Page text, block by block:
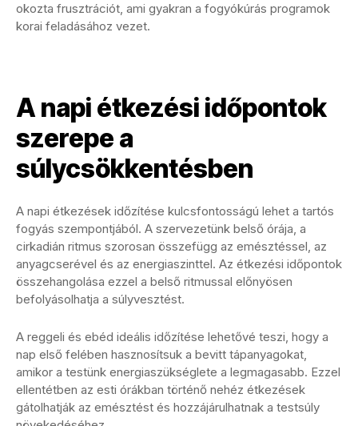
okozta frusztrációt, ami gyakran a fogyókúrás programok
korai feladásához vezet.
A napi étkezési időpontok
szerepe a
súlycsökkentésben
A napi étkezések időzítése kulcsfontosságú lehet a tartós
fogyás szempontjából. A szervezetünk belső órája, a
cirkadián ritmus szorosan összefügg az emésztéssel, az
anyagcserével és az energiaszinttel. Az étkezési időpontok
összehangolása ezzel a belső ritmussal előnyösen
befolyásolhatja a súlyvesztést.
A reggeli és ebéd ideális időzítése lehetővé teszi, hogy a
nap első felében hasznosítsuk a bevitt tápanyagokat,
amikor a testünk energiaszükséglete a legmagasabb. Ezzel
ellentétben az esti órákban történő nehéz étkezések
gátolhatják az emésztést és hozzájárulhatnak a testsúly